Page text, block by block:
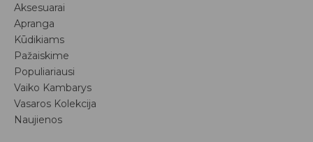
Aksesuarai
Apranga
Kūdikiams
Pažaiskime
Populiariausi
Vaiko Kambarys
Vasaros Kolekcija
Naujienos